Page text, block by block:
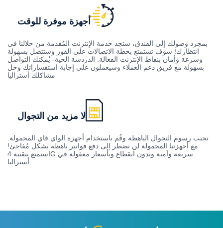
أجهزة موفرة للوقت
بمجرد وصولك إلى الفندق، ستجد خدمة الإنترنت المُقدمة من خلالنا في
انتظارك! سوف تستمتع بخطة الاتصالات على الفور وستتصل بسهولة
وسرعة وأمان بنقاط الإنترنت الفعالة. الدردشة الحية- يُمكنك التواصل
بسهولة مع فريق دعم العملاء وسيعملون على إجابة استفساراتك وحل
مشاكلك أستراليا
لا مزيد من التجوال
تجنب رسوم التجوال الباهظة وقُم باستخدام أجهزة الواي فاي المحمولة.
مع أجهزتنا المحمولة لن تضطر إلى دفع فواتير باهظة بشكل مُفاجئ!
استمتع بتقنية 4G سريعة وآمنة وبدون انقطاع وبأسعار معقولة في
أستراليا